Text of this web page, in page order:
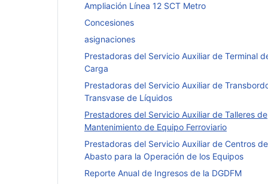
Ampliación Línea 12 SCT Metro
Concesiones
asignaciones
Prestadoras del Servicio Auxiliar de Terminal
Carga
Prestadoras del Servicio Auxiliar de
Transvase de Líquidos
Prestadores del Servicio Auxiliar de Talleres de
Mantenimiento de Equipo Ferroviario
Prestadoras del Servicio Auxiliar de Centros de
Abasto para la Operación de los Equipos
Reporte Anual de Ingresos de la DGDFM